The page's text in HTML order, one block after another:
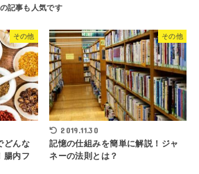
その他
どんな
腸内フ
その他
2019.11.30
記憶の仕組みを簡単に解説！ジャ
ネーの法則とは？